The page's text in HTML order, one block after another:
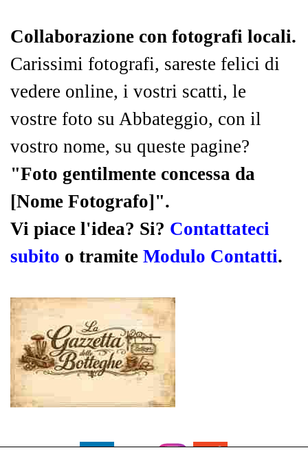
Collaborazione con fotografi locali.
Carissimi fotografi, sareste felici di
vedere online, i vostri scatti, le
vostre foto su Abbateggio, con il
vostro nome, su queste pagine?
"Foto gentilmente concessa da
[Nome Fotografo]".
Vi piace l'idea? Si? Contattateci
subito o tramite Modulo Contatti.